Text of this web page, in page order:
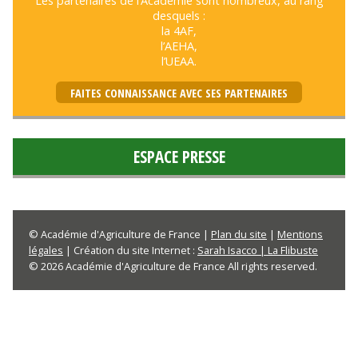
desquels :
la 4AF,
l’AEHA,
l’UEAA.
FAITES CONNAISSANCE AVEC SES PARTENAIRES
ESPACE PRESSE
© Académie d'Agriculture de France | Plan du site | Mentions
légales | Création du site Internet : Sarah Isacco | La Flibuste
© 2026 Académie d'Agriculture de France All rights reserved.